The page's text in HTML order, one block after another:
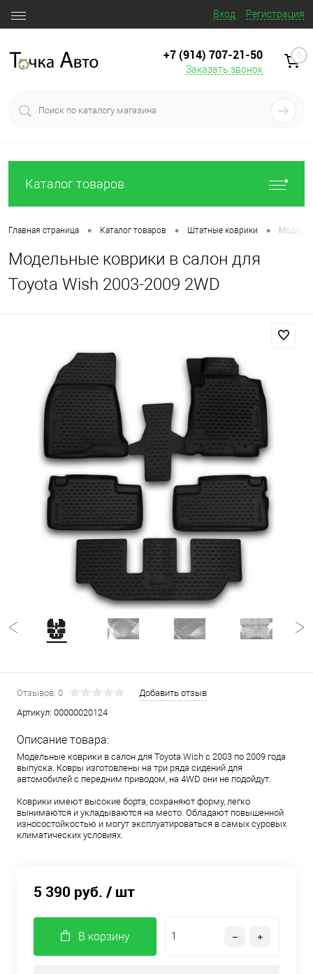
Вход Регистрация
+7 (914) 707‒21‒50
Заказать звонок
0
Каталог товаров
Главная страница • Каталог товаров • Штатные коврики •
Модельные коврики в салон для
Toyota Wish 2003-2009 2WD
Отзывов: 0
Добавить отзыв
Артикул: 00000020124
Описание товара:
Модельные коврики в салон для Toyota Wish с 2003 по 2009 года
выпуска. Ковры изготовлены на три ряда сидений для
автомобилей с передним приводом, на 4WD они не подойдут.
Коврики имеют высокие борта, сохраняют форму, легко
вынимаются и укладываются на место. Обладают повышенной
износостойкостью и могут эксплуатироваться в самых суровых
климатических условиях.
5 390 руб. / шт
В корзину